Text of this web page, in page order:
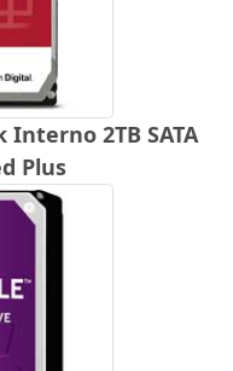
Interno 2TB SATA
Plus